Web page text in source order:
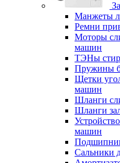
Манжеты
Ремни
Моторы
машин
ТЭНы
Пружины
Щетки
машин
Шланги
Шланги
машин
Сальники